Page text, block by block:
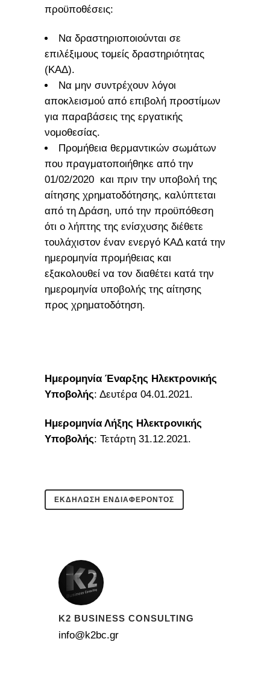
προϋποθέσεις:
Να δραστηριοποιούνται σε
επιλέξιμους τομείς δραστηριότητας
(ΚΑΔ).
Να μην συντρέχουν λόγοι
αποκλεισμού από επιβολή προστίμων
για παραβάσεις της εργατικής
νομοθεσίας.
Προμήθεια θερμαντικών σωμάτων
που πραγματοποιήθηκε από την
01/02/2020 και πριν την υποβολή της
αίτησης χρηματοδότησης, καλύπτεται
από τη Δράση, υπό την προϋπόθεση
ότι ο λήπτης της ενίσχυσης διέθετε
τουλάχιστον έναν ενεργό ΚΑΔ κατά την
ημερομηνία προμήθειας και
εξακολουθεί να τον διαθέτει κατά την
ημερομηνία υποβολής της αίτησης
προς χρηματοδότηση.
Ημερομηνία Έναρξης Ηλεκτρονικής
Υποβολής: Δευτέρα 04.01.2021.
Ημερομηνία Λήξης Ηλεκτρονικής
Υποβολής: Τετάρτη 31.12.2021.
ΕΚΔΗΛΩΣΗ ΕΝΔΙΑΦΕΡΟΝΤΟΣ
K2 BUSINESS CONSULTING
info@k2bc.gr